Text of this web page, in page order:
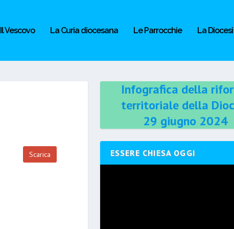
Il Vescovo La Curia diocesana Le Parrocchie La Diocesi
Scarica
Infografica della
territoriale della
29 giugno 2024
ESSERE CHIESA OGGI